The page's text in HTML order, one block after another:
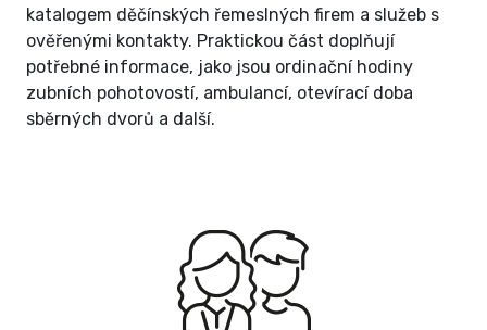
katalogem děčínských řemeslných firem a služeb s
ověřenými kontakty. Praktickou část doplňují
potřebné informace, jako jsou ordinační hodiny
zubních pohotovostí, ambulancí, otevírací doba
sběrných dvorů a další.